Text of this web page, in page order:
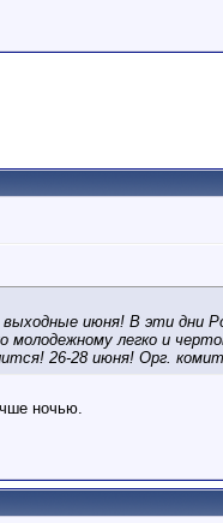
июня! В эти дни
легко и
26-28 июня! Орг.
ночью.